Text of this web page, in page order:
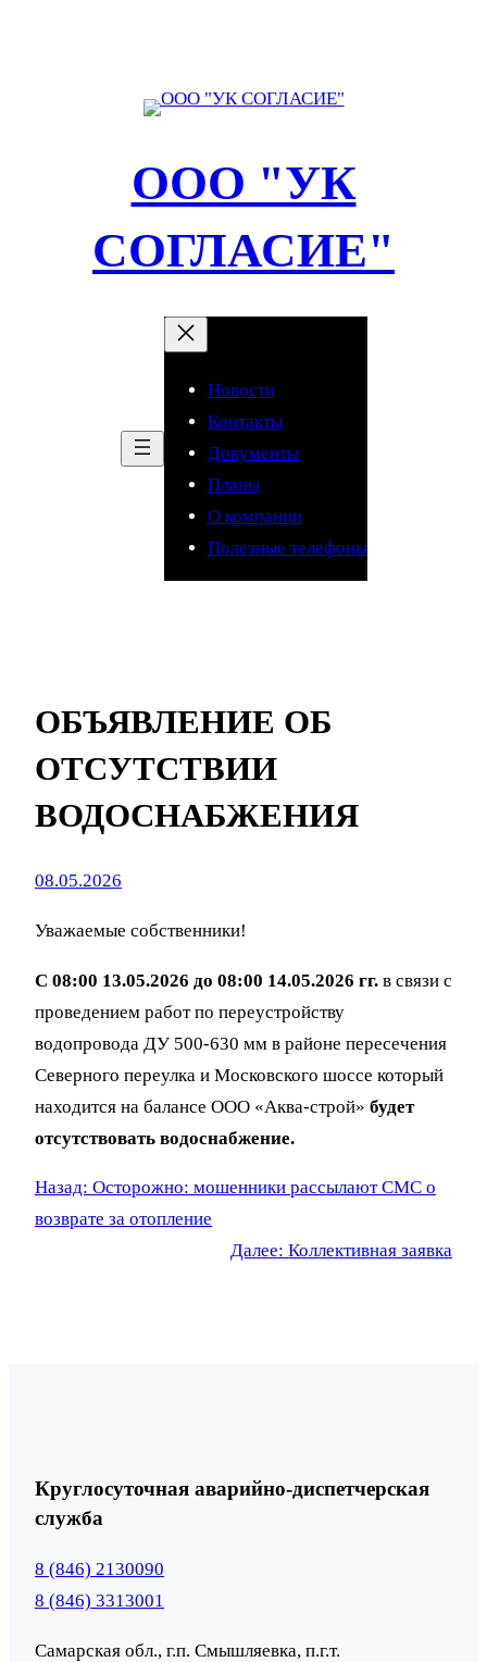
ООО "УК
СОГЛАСИЕ"
Новости
Контакты
Документы
Планы
О компании
Полезные телефоны
ОБЪЯВЛЕНИЕ ОБ
ОТСУТСТВИИ
ВОДОСНАБЖЕНИЯ
08.05.2026
Уважаемые собственники!
С 08:00 13.05.2026 до 08:00 14.05.2026 гг. в связи с
проведением работ по переустройству
водопровода ДУ 500-630 мм в районе пересечения
Северного переулка и Московского шоссе который
находится на балансе ООО «Аква-строй» будет
отсутствовать водоснабжение.
Назад: Осторожно: мошенники рассылают СМС о
возврате за отопление
Далее: Коллективная заявка
Круглосуточная аварийно-диспетчерская
служба
8 (846) 2130090
8 (846) 3313001
Самарская обл., г.п. Смышляевка, п.г.т.